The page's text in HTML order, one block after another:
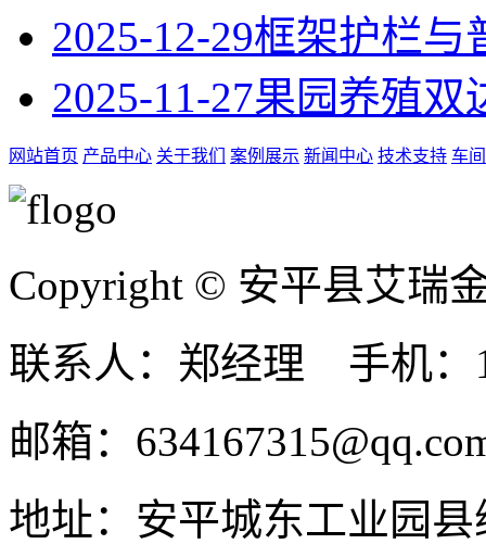
2025-12-29框架护栏与
2025-11-27果园养殖双
网站首页 产品中心 关于我们 案例展示 新闻中心 技术支持 车
Copyright © 安平县艾瑞
联系人：郑经理 手机：
邮箱：
地址：安平城东工业园县